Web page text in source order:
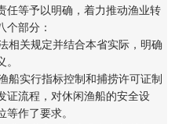
任等予以明确，着力推动渔业转
个部分：
关规定并结合本省实际，明确
实行指标控制和捕捞许可证制
证流程，对休闲渔船的安全设
作了要求。